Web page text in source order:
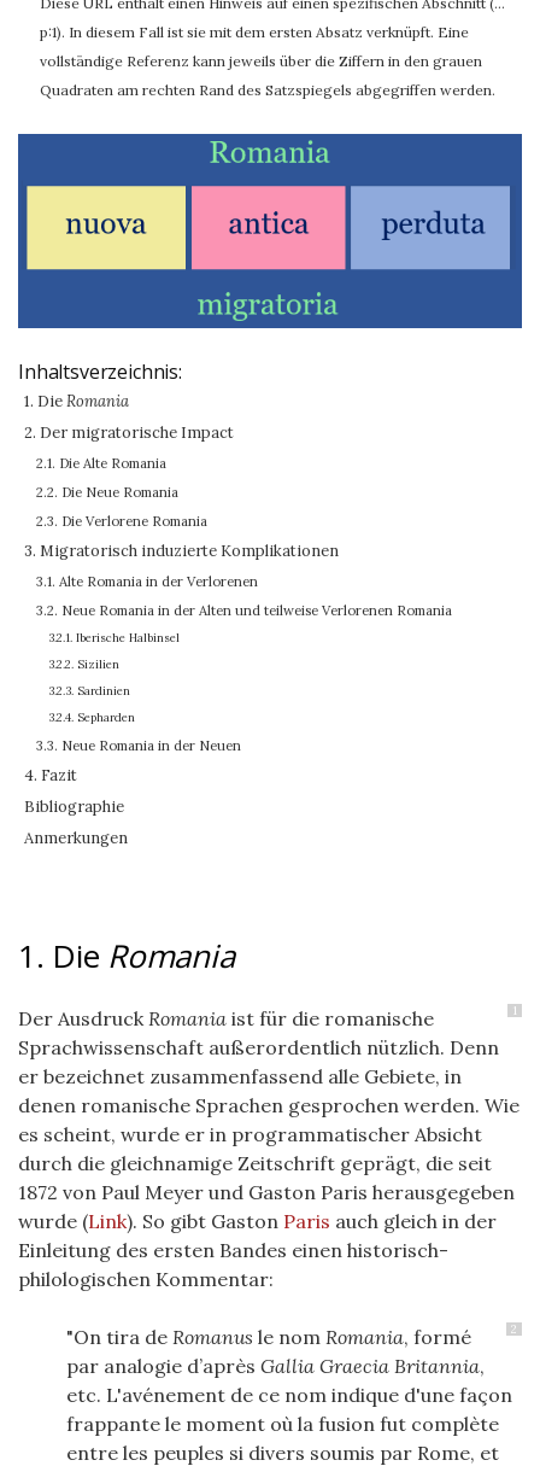
p:1). In diesem Fall ist sie mit dem ersten Absatz verknüpft. Eine
vollständige Referenz kann jeweils über die Ziffern in den grauen
Quadraten am rechten Rand des Satzspiegels abgegriffen werden.
Inhaltsverzeichnis:
1. DieRomania
2. Der migratorische Impact
2.1. Die Alte Romania
2.2. Die Neue Romania
2.3. Die Verlorene Romania
3. Migratorisch induzierte Komplikationen
3.1. Alte Romania in der Verlorenen
3.2. Neue Romania in der Alten und teilweise Verlorenen Romania
3.2.1. Iberische Halbinsel
3.2.2. Sizilien
3.2.3. Sardinien
3.2.4. Sepharden
3.3. Neue Romania in der Neuen
4. Fazit
Bibliographie
Anmerkungen
1. Die Romania
1
Der Ausdruck Romania ist für die romanische
Sprachwissenschaft außerordentlich nützlich. Denn
er bezeichnet zusammenfassend alle Gebiete, in
denen romanische Sprachen gesprochen werden. Wie
es scheint, wurde er in programmatischer Absicht
durch die gleichnamige Zeitschrift geprägt, die seit
1872 von Paul Meyer und Gaston Paris herausgegeben
wurde (Link). So gibt Gaston Paris auch gleich in der
Einleitung des ersten Bandes einen historisch-
philologischen Kommentar:
2
"On tira de Romanus le nom Romania, formé
par analogie d’après Gallia Graecia Britannia,
etc. L'avénement de ce nom indique d'une façon
frappante le moment où la fusion fut complète
entre les peuples si divers soumis par Rome, et